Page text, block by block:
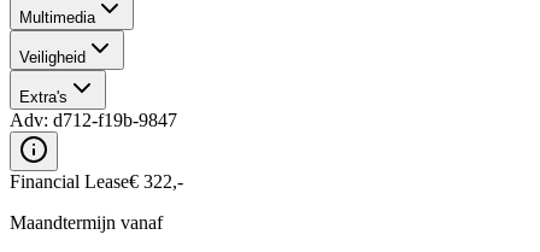
Multimedia
Veiligheid
Extra's
Adv: d712-f19b-9847
Financial Lease€ 322,-
Maandtermijn vanaf